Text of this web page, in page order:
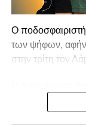
Ο
των ψήφων,
στην τρίτη τον
Η Super League